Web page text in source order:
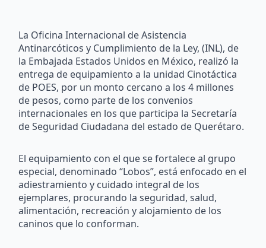
La Oficina Internacional de Asistencia
Antinarcóticos y Cumplimiento de la Ley, (INL), de
la Embajada Estados Unidos en México, realizó la
entrega de equipamiento a la unidad Cinotáctica
de POES, por un monto cercano a los 4 millones
de pesos, como parte de los convenios
internacionales en los que participa la Secretaría
de Seguridad Ciudadana del estado de Querétaro.
El equipamiento con el que se fortalece al grupo
especial, denominado “Lobos”, está enfocado en el
adiestramiento y cuidado integral de los
ejemplares, procurando la seguridad, salud,
alimentación, recreación y alojamiento de los
caninos que lo conforman.